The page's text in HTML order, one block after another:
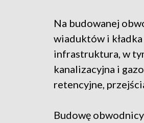
Na budowanej
wiaduktów i
infrastruktura, w
kanalizacyjna i
retencyjne,
Budowę